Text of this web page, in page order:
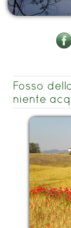
Fosso
niente